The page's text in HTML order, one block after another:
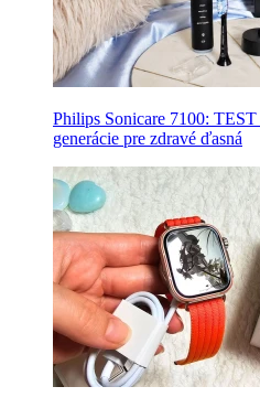
Philips Sonicare 7100:
generácie pre zdravé ďasná